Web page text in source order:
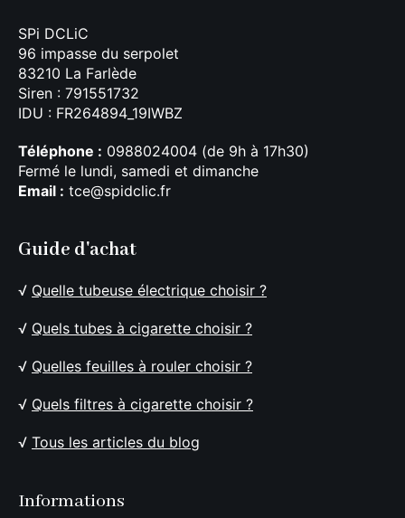
SPi DCLiC
96 impasse du serpolet
83210 La Farlède
Siren : 791551732
IDU : FR264894_19IWBZ
Téléphone : 0988024004 (de 9h à 17h30)
Fermé le lundi, samedi et dimanche
Email : tce@spidclic.fr
Guide d'achat
√ Quelle tubeuse électrique choisir ?
√ Quels tubes à cigarette choisir ?
√ Quelles feuilles à rouler choisir ?
√ Quels filtres à cigarette choisir ?
√ Tous les articles du blog
Informations